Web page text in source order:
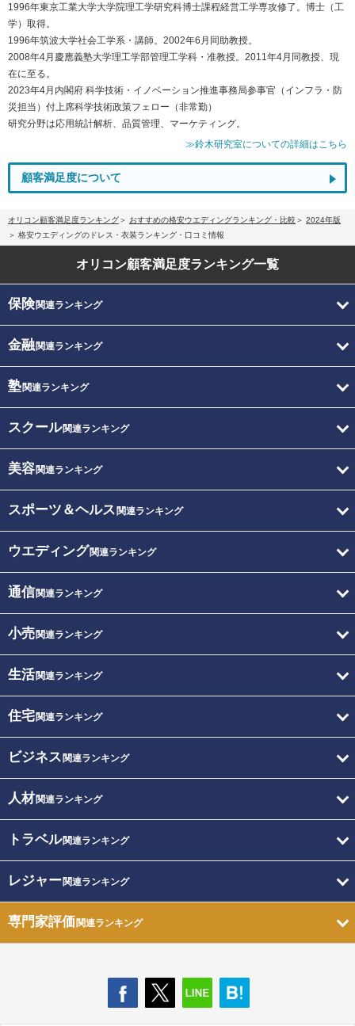
1996年東京工業大学大学院理工学研究科博士課程経営工学専攻修了。博士（工
学）取得。
1996年筑波大学社会工学系・講師。2002年6月同助教授。
2008年4月慶應義塾大学理工学部管理工学科・准教授。2011年4月同教授、現
在に至る。
2023年4月内閣府 科学技術・イノベーション推進事務局参事官（インフラ・防
災担当）付上席科学技術政策フェロー（非常勤）
研究分野は応用統計解析、品質管理、マーケティング。
≫鈴木研究室についての詳細はこちら
顧客満足度について
オリコン顧客満足度ランキング おすすめの格安ウエディングランキング・比較
2024年版
格安ウエディングのドレス・衣装ランキング・口コミ情報
オリコン顧客満足度ランキング一覧
保険関連ランキング
金融関連ランキング
塾関連ランキング
スクール関連ランキング
美容関連ランキング
スポーツ＆ヘルス 関連ランキング
ウエディング関連ランキング
通信関連ランキング
小売関連ランキング
生活関連ランキング
住宅関連ランキング
ビジネス 関連ランキング
人材関連ランキング
トラベル関連ランキング
レジャー関連ランキング
専門家評価関連ランキング